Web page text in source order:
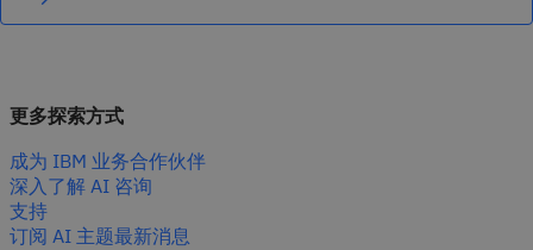
更多探索方式
成为 IBM 业务合作伙伴
深入了解 AI 咨询
支持
订阅 AI 主题最新消息